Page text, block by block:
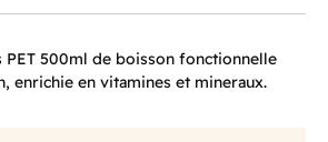
PET 500ml de boisson fonctionnelle
enrichie en vitamines et mineraux.